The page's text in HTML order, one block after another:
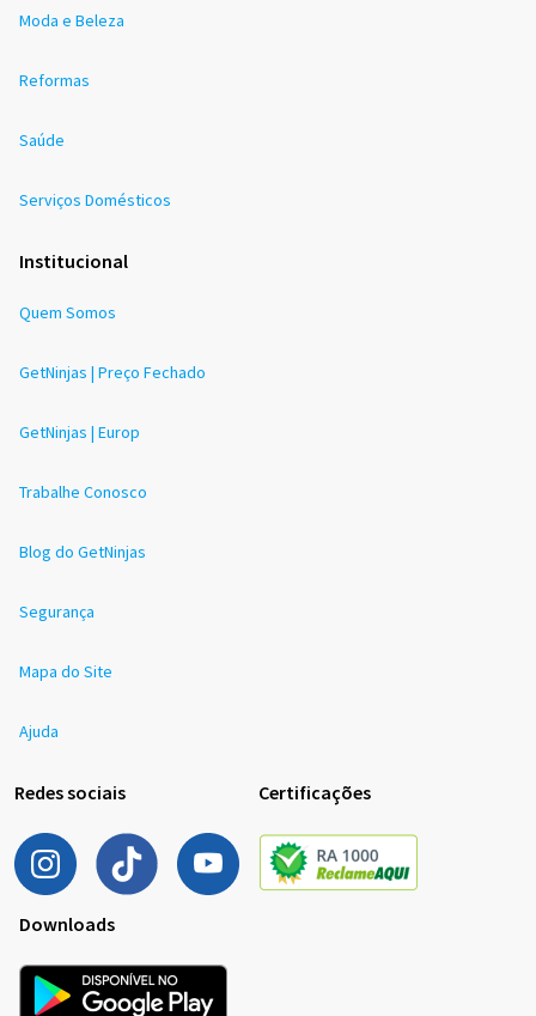
Moda e Beleza
Reformas
Saúde
Serviços Domésticos
Institucional
Quem Somos
GetNinjas | Preço Fechado
GetNinjas | Europ
Trabalhe Conosco
Blog do GetNinjas
Segurança
Mapa do Site
Ajuda
Redes sociais Certificações
Downloads